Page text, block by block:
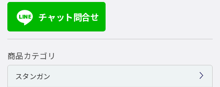
LINE チャット問合せ
商品カテゴリ
スタンガン